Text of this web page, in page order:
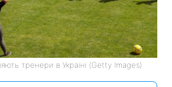
тренери в Україні (Getty Images)